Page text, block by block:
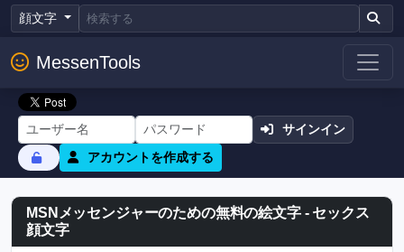
顔文字
MessenTools
サインイン
アカウントを作成する
MSNメッセンジャーのための無料の絵文字 - セックス
顔文字